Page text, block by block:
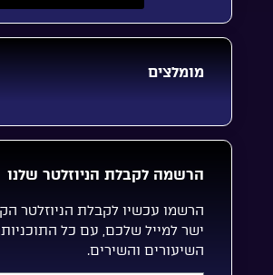
מומלצים
הרשמה לקבלת הניוזלטר שלנו
הרשמו עכשיו לקבלת הניוזלטר
ישר למייל שלכם, עם כל
השיעורים והשירים.